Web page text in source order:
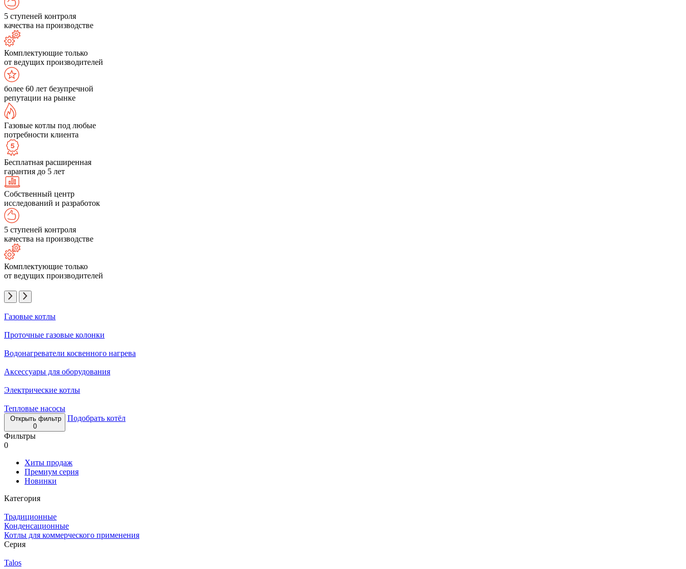
5 ступеней контроля
качества на производстве
Комплектующие только
от ведущих производителей
более 60 лет безупречной
репутации на рынке
Газовые котлы под любые
потребности клиента
Бесплатная расширенная
гарантия до 5 лет
Собственный центр
исследований и разработок
5 ступеней контроля
качества на производстве
Комплектующие только
от ведущих производителей
Газовые котлы
Проточные газовые колонки
Водонагреватели косвенного нагрева
Аксессуары для оборудования
Электрические котлы
Тепловые насосы
Открыть фильтр
0
Подобрать котёл
Фильтры
0
Хиты продаж
Премиум серия
Новинки
Категория
Традиционные
Конденсационные
Котлы для коммерческого применения
Серия
Talos